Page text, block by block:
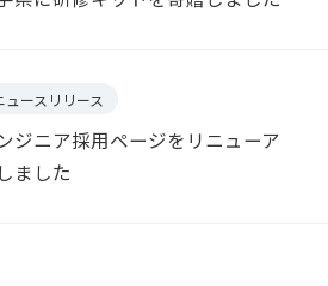
ュースリリース
ジニア採用ページをリニューア
ました